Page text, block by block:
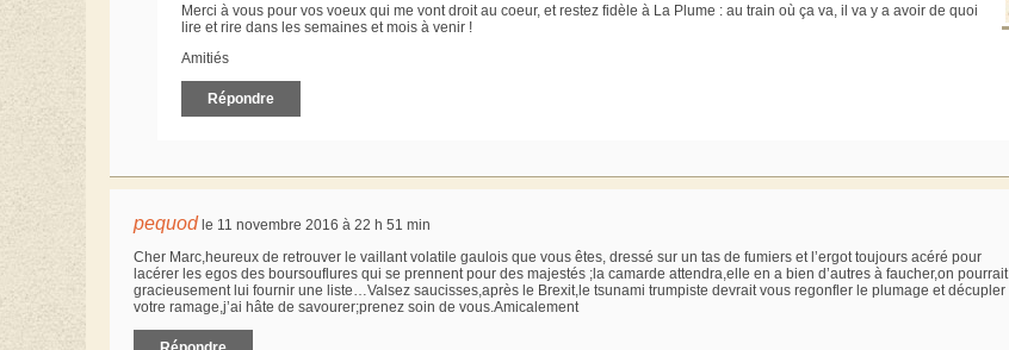
Merci à vous pour vos voeux qui me vont droit au coeur, et restez fidèle à La Plume : au train où ça va, il va y a avoir de quoi
lire et rire dans les semaines et mois à venir !
Amitiés
Répondre
pequod le 11 novembre 2016 à 22 h 51 min
Cher Marc,heureux de retrouver le vaillant volatile gaulois que vous êtes, dressé sur un tas de fumiers et l’ergot toujours acéré pour
lacérer les egos des boursouflures qui se prennent pour des majestés ;la camarde attendra,elle en a bien d’autres à faucher,on pourrait
gracieusement lui fournir une liste…Valsez saucisses,après le Brexit,le tsunami trumpiste devrait vous regonfler le plumage et décupler
votre ramage,j’ai hâte de savourer;prenez soin de vous.Amicalement